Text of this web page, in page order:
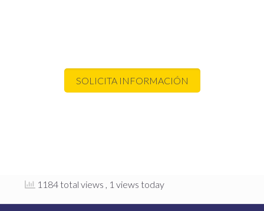
SOLICITA INFORMACIÓN
1184 total views , 1 views today